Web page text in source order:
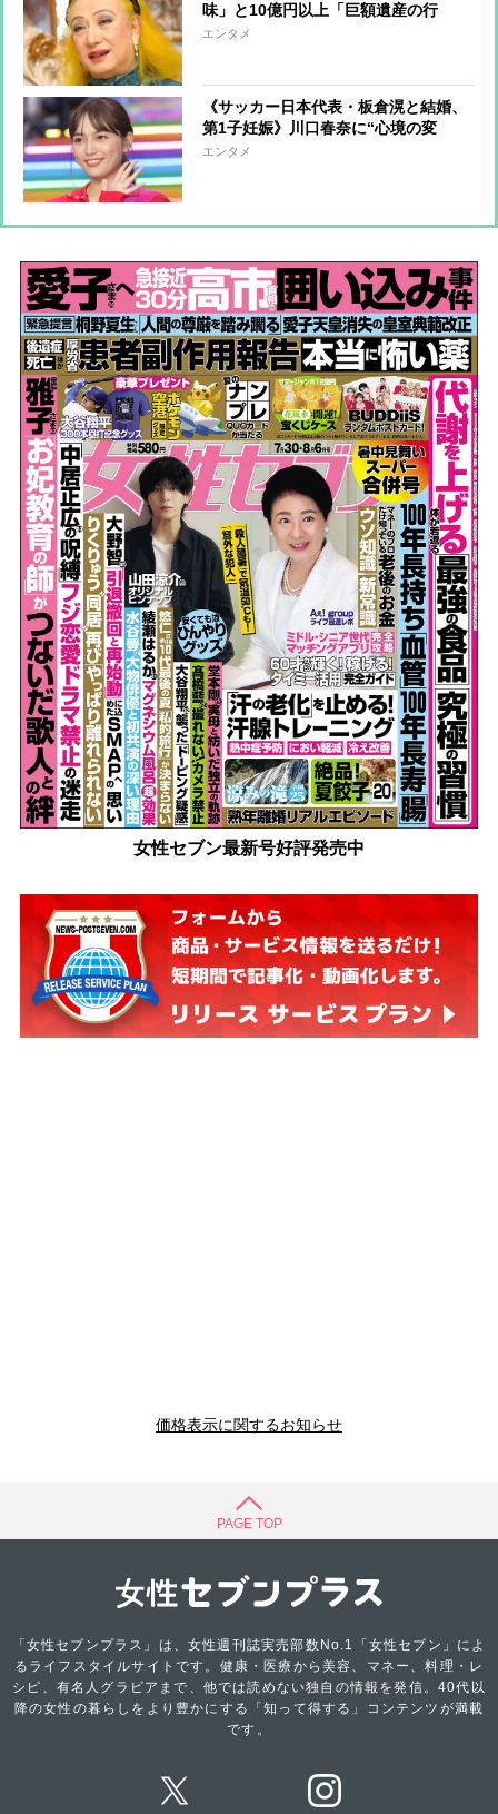
味」と10億円以上「巨額遺産の行
方」 つきっきりで私生活をサポート
エンタメ
《サッカー日本代表・板倉滉と結婚、
第1子妊娠》川口春奈に“心境の変
化”をもたらした主演映画『ママせ
エンタメ
女性セブン最新号好評発売中
価格表示に関するお知らせ
PAGE TOP
「女性セブンプラス」は、女性週刊誌実売部数No.1「女性セブン」によ
るライフスタイルサイトです。健康・医療から美容、マネー、料理・レ
シピ、有名人グラビアまで、他では読めない独自の情報を発信。40代以
降の女性の暮らしをより豊かにする「知って得する」コンテンツが満載
です。